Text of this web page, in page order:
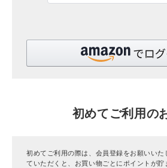
ご利用ガイド
初めてご利用の
初めてご利用の際は、会員登録をお願いいた
ていただくと、お買い物ごとにポイントが